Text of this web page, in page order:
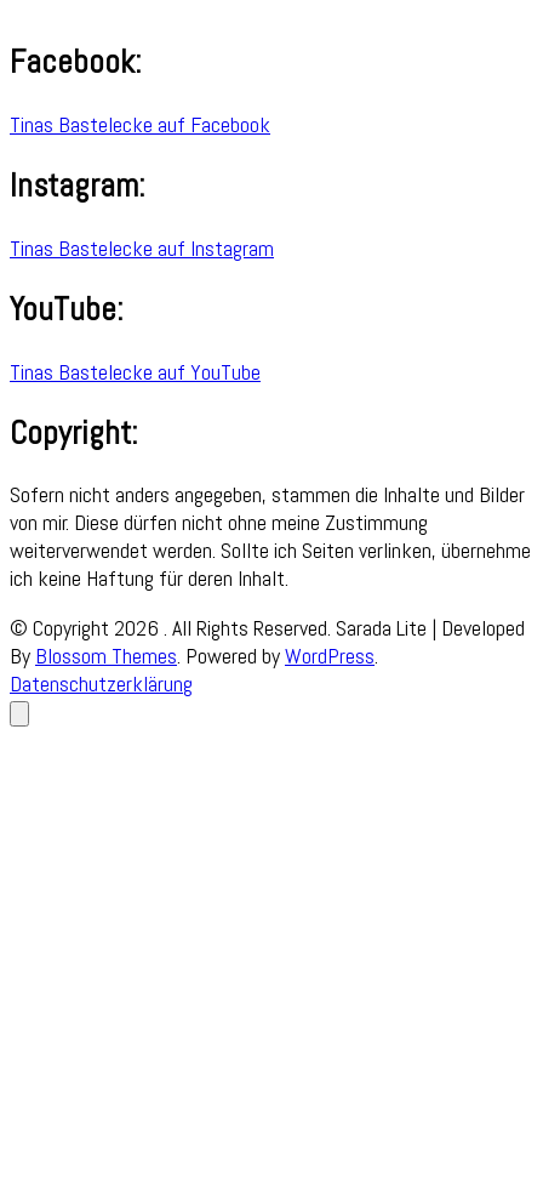
Facebook:
Tinas Bastelecke auf Facebook
Instagram:
Tinas Bastelecke auf Instagram
YouTube:
Tinas Bastelecke auf YouTube
Copyright:
Sofern nicht anders angegeben, stammen die Inhalte und Bilder
von mir. Diese dürfen nicht ohne meine Zustimmung
weiterverwendet werden. Sollte ich Seiten verlinken, übernehme
ich keine Haftung für deren Inhalt.
© Copyright 2026 . All Rights Reserved. Sarada Lite | Developed
By Blossom Themes. Powered byWordPress.
Datenschutzerklärung